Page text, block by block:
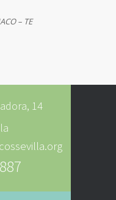
– TE
14